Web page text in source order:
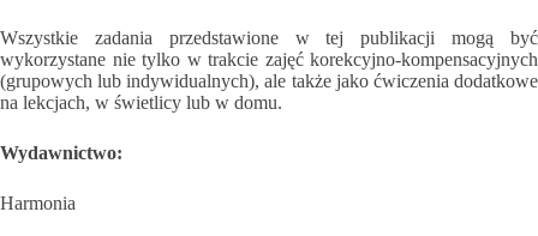
Wszystkie zadania przedstawione w tej publikacji mogą być
wykorzystane nie tylko w trakcie zajęć korekcyjno-kompensacyjnych
(grupowych lub indywidualnych), ale także jako ćwiczenia dodatkowe
na lekcjach, w świetlicy lub w domu.
Wydawnictwo:
Harmonia